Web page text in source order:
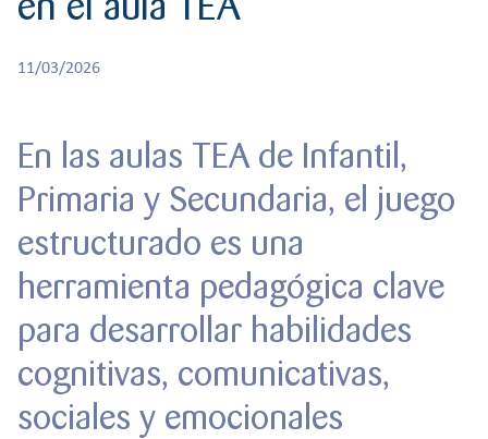
CREATIVIDAD
BACHILLERATO
11/03/2026
En las aulas TEA de Infantil,
Primaria y Secundaria, el juego
estructurado es una
herramienta pedagógica clave
para desarrollar habilidades
cognitivas, comunicativas,
sociales y emocionales